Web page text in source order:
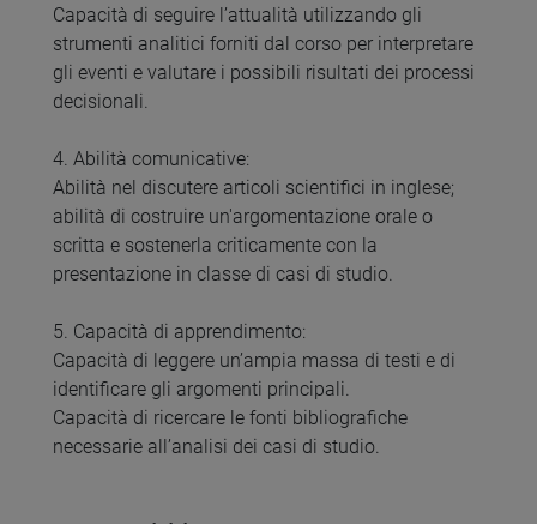
Capacità di seguire l’attualità utilizzando gli
strumenti analitici forniti dal corso per interpretare
gli eventi e valutare i possibili risultati dei processi
decisionali.
4. Abilità comunicative:
Abilità nel discutere articoli scientifici in inglese;
abilità di costruire un'argomentazione orale o
scritta e sostenerla criticamente con la
presentazione in classe di casi di studio.
5. Capacità di apprendimento:
Capacità di leggere un’ampia massa di testi e di
identificare gli argomenti principali.
Capacità di ricercare le fonti bibliografiche
necessarie all’analisi dei casi di studio.